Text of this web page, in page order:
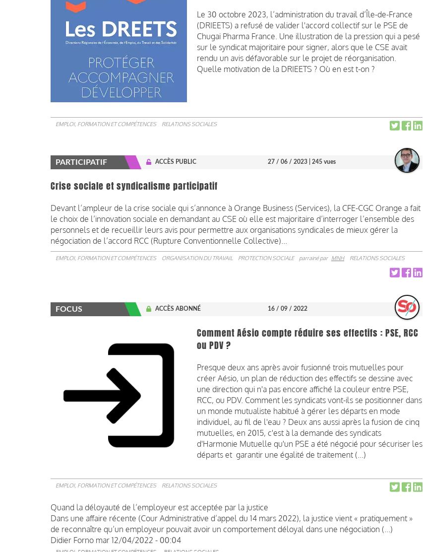
Le 30 octobre 2023, l’administration du travail d’Île-de-France
(DRIEETS) a refusé de valider l'accord collectif sur le PSE de
Chugai Pharma France. Une illustration de la pression qui a pesé
sur le syndicat majoritaire pour signer, alors que le CSE avait
rendu un avis défavorable sur le projet de réorganisation.
Quelle motivation de la DRIEETS ? Où en est t-on ?
EMPLOI, FORMATION ET COMPÉTENCES RELATIONS SOCIALES
PARTICIPATIF ACCÈS PUBLIC 27 / 06 / 2023 | 245 vues
Crise sociale et syndicalisme participatif
Devant l’ampleur de la crise sociale qui s’annonce à Orange Business (Services), la CFE-CGC Orange a fait
le choix de l’innovation sociale en demandant au CSE où elle est majoritaire d’interroger l’ensemble des
personnels et de recueillir leurs avis pour permettre aux organisations syndicales de mieux gérer la
négociation de l’accord RCC (Rupture Conventionnelle Collective)...
EMPLOI, FORMATION ET COMPÉTENCES ORGANISATION DU TRAVAIL PROTECTION SOCIALE parrainé par MNH RELATIONS SOCIALES
FOCUS ACCÈS ABONNÉ 16 / 09 / 2022
Comment Aésio compte réduire ses effectifs : PSE, RCC
ou PDV ?
Presque deux ans après avoir fusionné trois mutuelles pour
créer Aésio, un plan de réduction des effectifs se dessine avec
une direction qui n'a pas encore affiché la couleur entre PSE,
RCC, ou PDV. Comment les syndicats vont-ils se positionner dans
un monde mutualiste habitué à gérer les départs en mode
individuel, au fil de l'eau ? Deux ans aussi après la fusion de cinq
mutuelles, en 2015, c'est à la demande des syndicats
d'Harmonie Mutuelle qu'un PSE a été négocié pour sécuriser les
départs et garantir une égalité de traitement (...)
EMPLOI, FORMATION ET COMPÉTENCES RELATIONS SOCIALES
Quand la déloyauté de l’employeur est acceptée par la justice
Dans une affaire récente (Cour Administrative d’appel du 14 mars 2022), la justice vient « pratiquement »
de reconnaître qu’un employeur pouvait avoir un comportement déloyal dans une négociation (...)
Didier Forno mar 12/04/2022 - 00:04